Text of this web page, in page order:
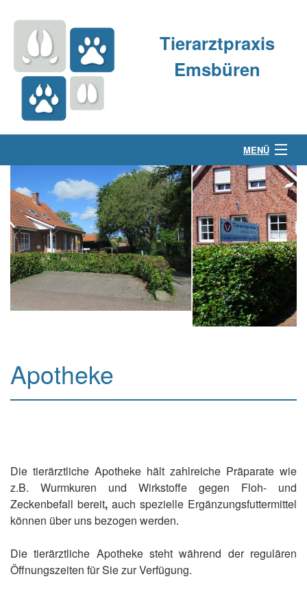
Tierarztpraxis
Emsbüren
MENÜ
Über uns
Kleintierpraxis
Großtierpraxis
Kontakt & Anfahrt
Apotheke
Die tierärztliche Apotheke hält zahlreiche Präparate wie
z.B. Wurmkuren und Wirkstoffe gegen Floh- und
Zeckenbefall bereit, auch spezielle Ergänzungsfuttermittel
können über uns bezogen werden.
Die tierärztliche Apotheke steht während der regulären
Öffnungszeiten für Sie zur Verfügung.